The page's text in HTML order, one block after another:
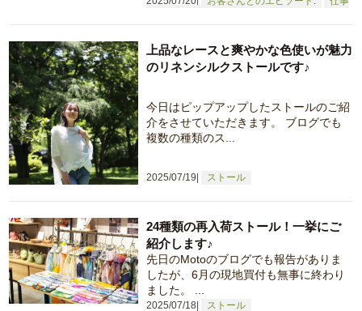
2025/07/19 ストール
上品なレースと爽やかな色使いが魅力
のリネンシルクストールです♪
今日はピップアップしたストールのご紹
介をさせていただきます。 ブログでも
複数の種類のス...
2025/07/18 ストール
24種類の再入荷ストール！一挙にご
紹介します♪
先日のMotoのブログでも報告がありま
したが、6月の現地買付も無事に終わり
ました。 ...